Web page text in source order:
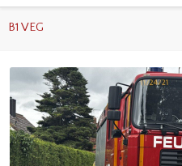
B1 VEG
B1 – Heckenbrand